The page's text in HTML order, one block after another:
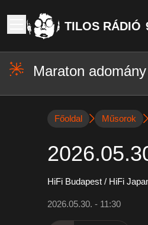
TILOS RÁDIÓ
Maraton
Főoldal Műsorok
HiFi Budapest / HiFi
2026.05.30. - 11:30